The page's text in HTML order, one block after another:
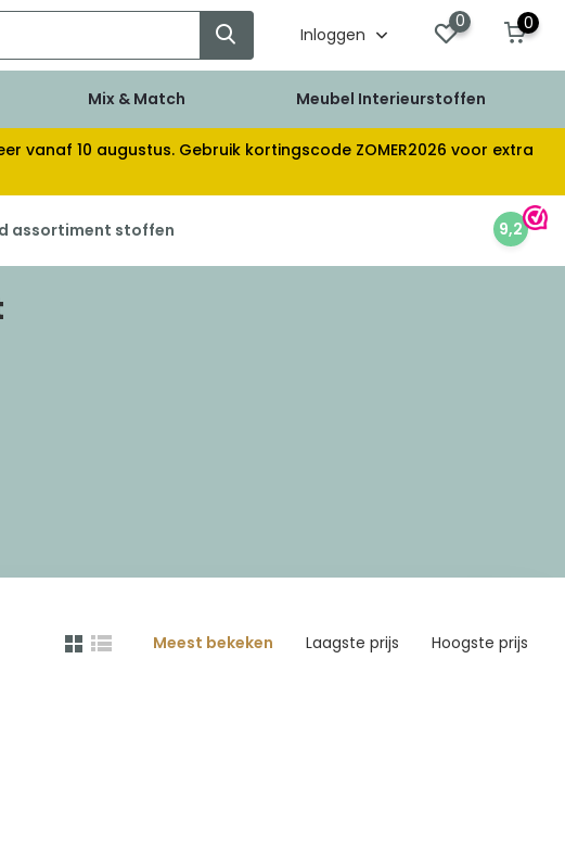
Inloggen
0 0
Mix & Match Meubel Interieurstoffen
vanaf 10 augustus. Gebruik kortingscode ZOMER2026 voor extra
assortiment stoffen 9,2
Meest bekeken Laagste prijs Hoogste prijs